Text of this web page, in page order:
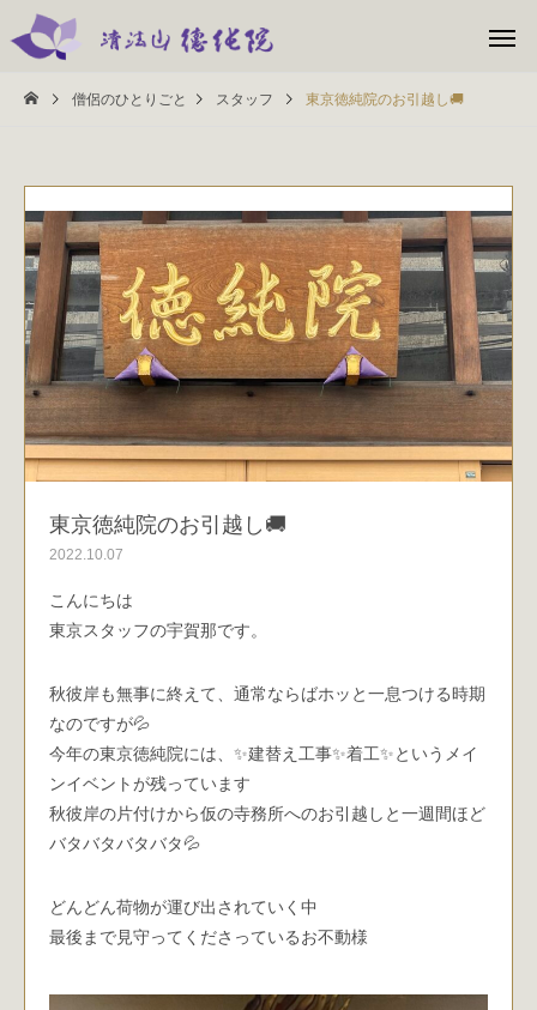
僧侶のひとりごと スタッフ 東京徳純院のお引越し🚚
東京徳純院のお引越し🚚
2022.10.07
こんにちは
東京スタッフの宇賀那です。
秋彼岸も無事に終えて、通常ならばホッと一息つける時期
なのですが💦
今年の東京徳純院には、✨建替え工事✨着工✨というメイ
ンイベントが残っています
秋彼岸の片付けから仮の寺務所へのお引越しと一週間ほど
バタバタバタバタ💦
どんどん荷物が運び出されていく中
最後まで見守ってくださっているお不動様